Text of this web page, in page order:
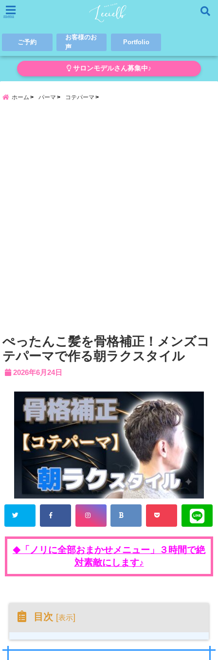
menu
ご予約
お客様のお
声
Portfolio
サロンモデルさん募集中♪
ホーム パーマ コテパーマ
ぺったんこ髪を骨格補正！メンズコ
テパーマで作る朝ラクスタイル
2026年6月24日
◆
「ノリに全部おまかせメニュー」３時間で絶
対素敵にします♪
目次 [表示]